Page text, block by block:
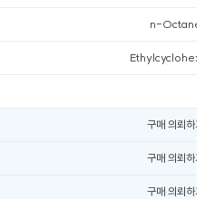
n-Octane
구매 의뢰하기
구매 의뢰하기
구매 의뢰하기